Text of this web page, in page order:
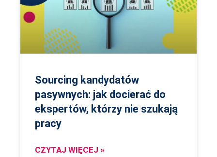
Sourcing kandydatów
pasywnych: jak docierać do
ekspertów, którzy nie szukają
pracy
CZYTAJ WIĘCEJ »